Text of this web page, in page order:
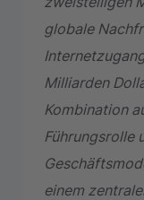
globale
Milliarden
Kombination
Führungsrolle
einem